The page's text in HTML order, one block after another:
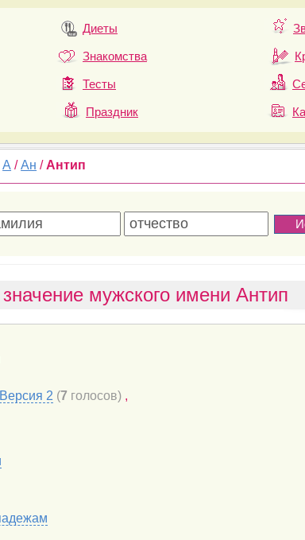
Диеты
Знакомства
Тесты
Праздник
А /Ан / Антип
мужского имени Антип
Версия 2 (7 голосов) ,